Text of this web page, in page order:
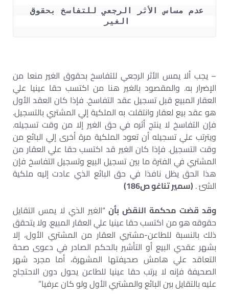
الغير
– يجب ألا يمس الأثر الرجعي للتفاسخ بحقوق الغير منعا من
الإضرار به. والمقصود بالغير هنا من اكتسب حقا عينيا علي
العقار المبيع قبل تسجيل عقد التفاسخ. فإذا كان العقد الأول
هو عقد بيع لعقار وانتقلت به الملكية إلي المشتري بالتسجيل.
فإن التفاسخ لا ينتج أثره في حق الغير إلا من وقت تسجيله.
ويترتب علي تسجيله أن تعود الملكية مرة أخرى إلي البائع من
وقت التسجيل. فإذا كان الغير قد اكتسب حقا علي العقار من
المشتري في الفترة ما بين تسجيل البيع وتسجيل التفاسخ فإن
هذا الحق يظل نافذا في حق البائع الذي عادت إليه ملكية
الشئ . (سمير تناغو ص186)
وقد قضت محكمة النقض بأن“الغير الذي لا يمس التقايل
حقوقه هو من اكتسب حقا عينيا علي العقار المبيع. ولا يتحقق
ذلك بالنسبة للطاعن-مشتري العقار من المشتري الأول، إلا
بشهر عقدي البيع أو التأشير بالحكم الصادر في دعوى صحة
التعاقد علي هامش صحيفتها المشهرة، أما مجرد شهر
الصحيفة فإنه لا يرتب حقا عينيا للطاعن يحول دون الاحتجاج
عليه بالتقايل بين البائع والمشتري الأول ولو كان عرفيا”